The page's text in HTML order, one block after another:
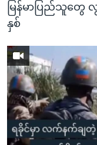
မြန်မာပြည်သူတွေ
နှစ်